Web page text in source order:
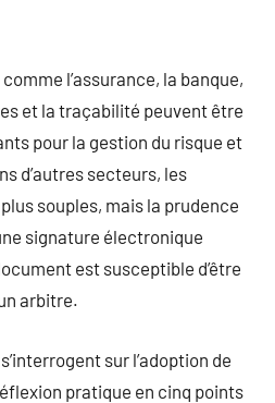
l’assurance, la banque,
et la traçabilité peuvent être
pour la gestion du risque et
d’autres secteurs, les
souples, mais la prudence
signature électronique
est susceptible d’être
arbitre.
sur l’adoption de
pratique en cinq points